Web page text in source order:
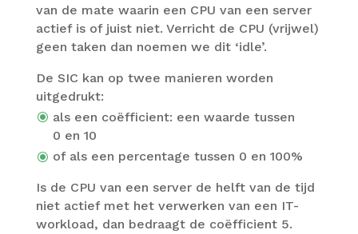
van de mate waarin een CPU van een server
actief is of juist niet. Verricht de CPU (vrijwel)
geen taken dan noemen we dit ‘idle’.
De SIC kan op twee manieren worden
uitgedrukt:
als een coëf­fi­cient: een waarde tussen
0 en 10
of als een percent­age tussen 0 en 100%
Is de CPU van een server de helft van de tijd
niet actief met het verw­erken van een IT-
work­load, dan bedraagt de coëf­fi­cient 5.